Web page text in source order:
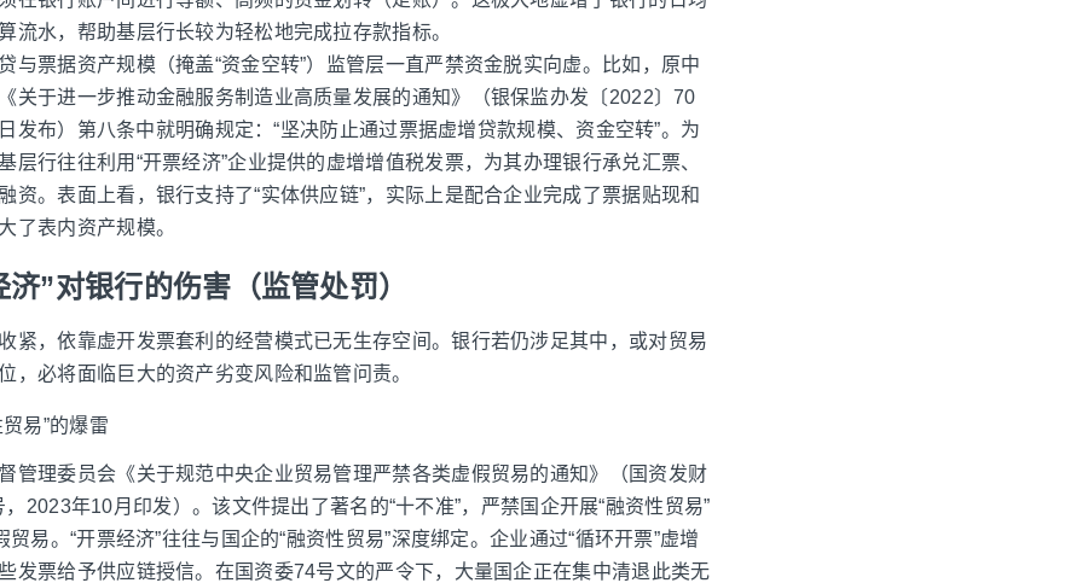
流水，帮助基层行长较为轻松地完成拉存款指标。
与票据资产规模（掩盖“资金空转”）监管层一直严禁资金脱实向虚。比如，原中
关于进一步推动金融服务制造业高质量发展的通知》（银保监办发〔2022〕70
发布）第八条中就明确规定：“坚决防止通过票据虚增贷款规模、资金空转”。为
层行往往利用“开票经济”企业提供的虚增增值税发票，为其办理银行承兑汇票、
资。表面上看，银行支持了“实体供应链”，实际上是配合企业完成了票据贴现和
了表内资产规模。
”对银行的伤害（监管处罚）
紧，依靠虚开发票套利的经营模式已无生存空间。银行若仍涉足其中，或对贸易
，必将面临巨大的资产劣变风险和监管问责。
贸易”的爆雷
管理委员会《关于规范中央企业贸易管理严禁各类虚假贸易的通知》（国资发财
2023年10月印发）。该文件提出了著名的“十不准”，严禁国企开展“融资性贸易”
贸易。“开票经济”往往与国企的“融资性贸易”深度绑定。企业通过“循环开票”虚增
发票给予供应链授信。在国资委74号文的严令下，大量国企正在集中清退此类无